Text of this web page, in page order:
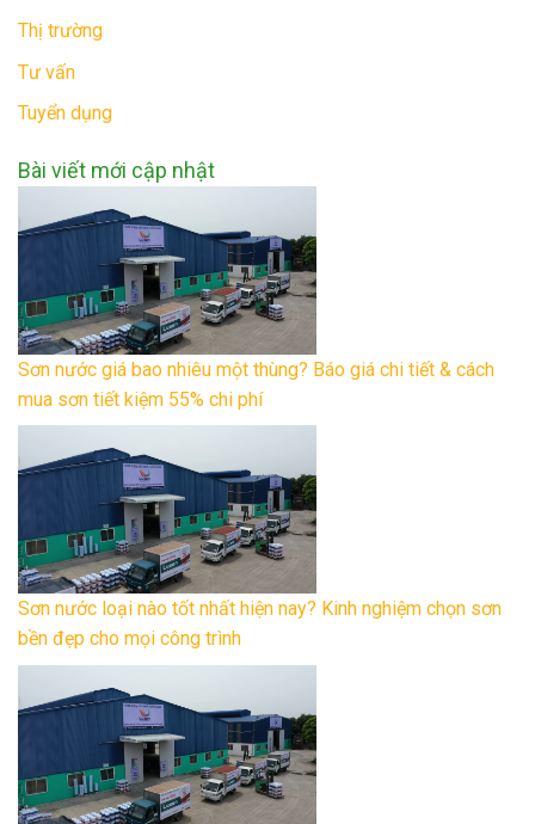
Thị trường
Tư vấn
Tuyển dụng
Bài viết mới cập nhật
Sơn nước giá bao nhiêu một thùng? Báo giá chi tiết & cách
mua sơn tiết kiệm 55% chi phí
Sơn nước loại nào tốt nhất hiện nay? Kinh nghiệm chọn sơn
bền đẹp cho mọi công trình